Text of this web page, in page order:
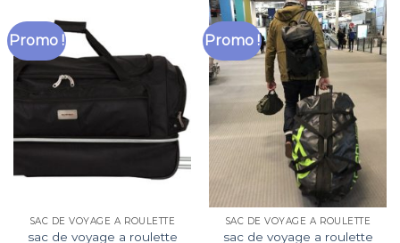
Promo !
SAC DE VOYAGE A ROULETTE
sac de voyage a roulette
Promo !
SAC DE VOYAGE A ROULETTE
sac de voyage a roulette